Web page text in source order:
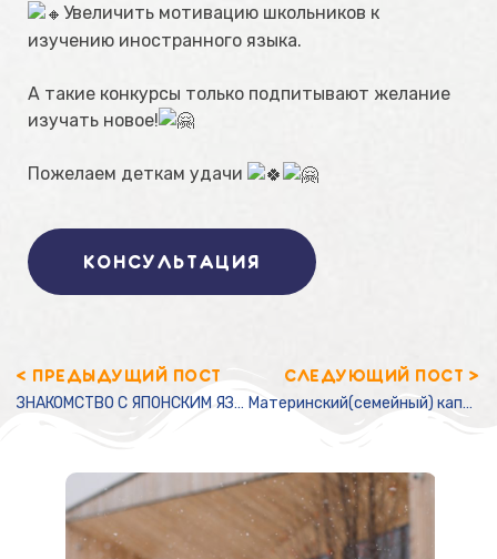
Увеличить мотивацию школьников к
изучению иностранного языка.⁣⁣
А такие конкурсы только подпитывают желание
изучать новое!⁣⁣
Пожелаем деткам удачи
КОНСУЛЬТАЦИЯ
< ПРЕДЫДУЩИЙ ПОСТ
ЗНАКОМСТВО С ЯПОНСКИМ ЯЗЫКОМ
СЛЕДУЮЩИЙ ПОСТ >
Материнский(семейный) капитал!